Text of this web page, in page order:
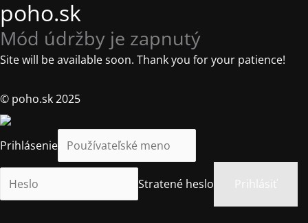
poho.sk
Mód údržby je zapnutý
Site will be available soon. Thank you for your patience!
© poho.sk 2025
Prihlásenie
Stratené heslo